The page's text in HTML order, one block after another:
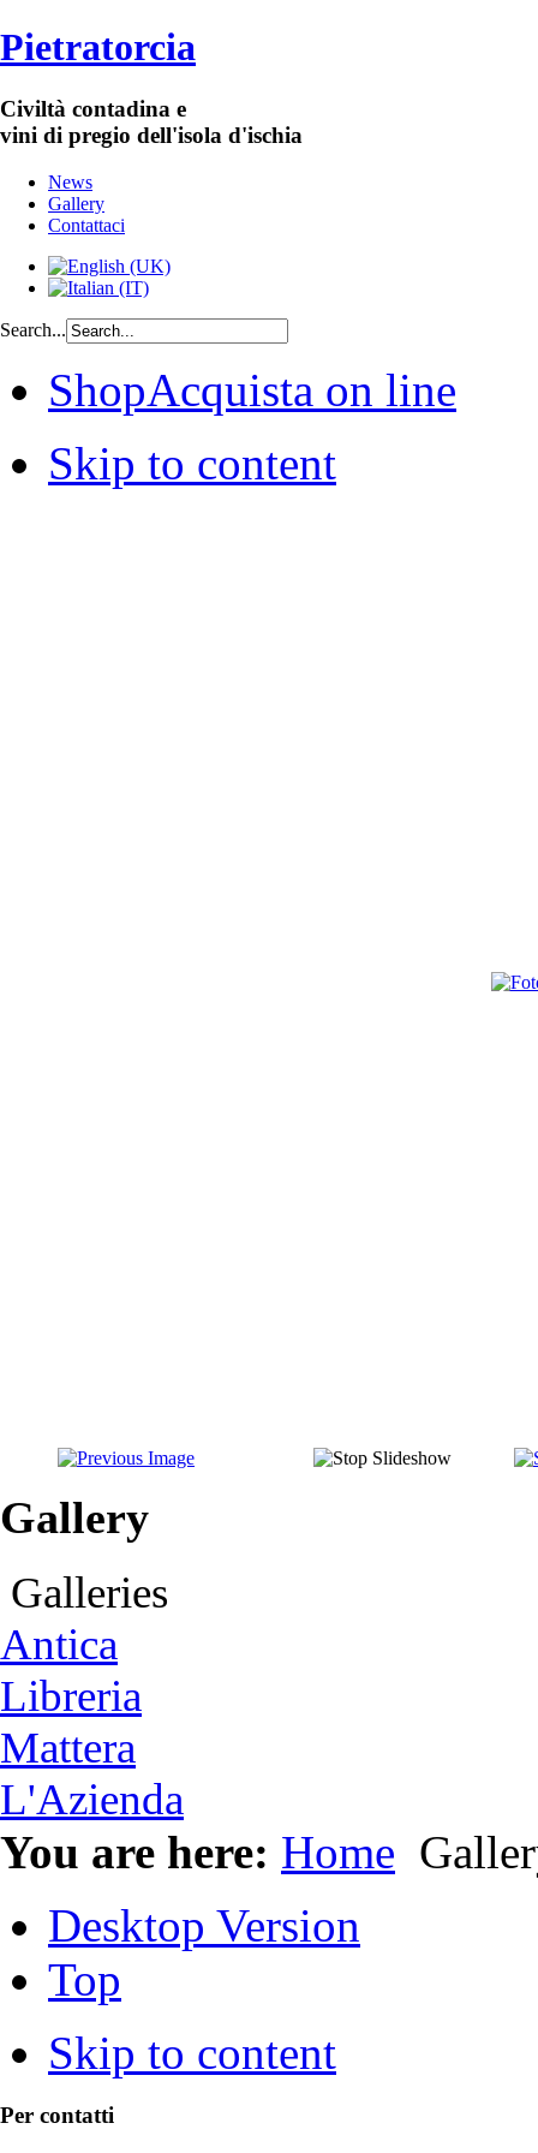
Pietratorcia
Civiltà contadina e
vini di pregio dell'isola d'ischia
News
Gallery
Contattaci
Search...
ShopAcquista on line
Skip to content
Gallery
Galleries
Antica
Libreria
Mattera
L'Azienda
You are here: Home
Desktop Version
Top
Skip to content
Per contatti